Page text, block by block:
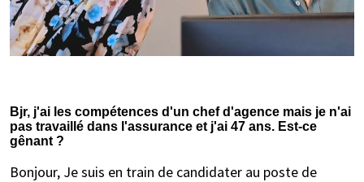
Bjr, j'ai les compétences d'un chef d'agence mais je n'ai
pas travaillé dans l'assurance et j'ai 47 ans. Est-ce
gênant ?
Bonjour, Je suis en train de candidater au poste de